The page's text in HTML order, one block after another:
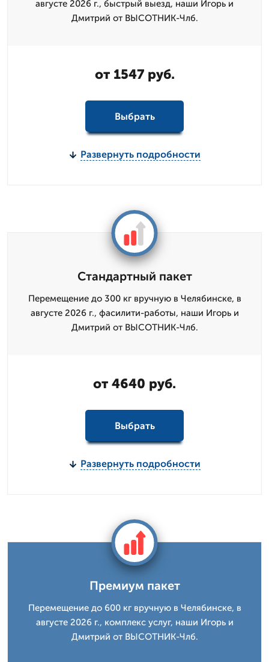
августе 2026 г., быстрый выезд, наши Игорь и
Дмитpий от ВЫСОТНИК-Члб.
от 1547 руб.
Выбрать
Развернуть подробности
Стандартный пакет
Перемещение до 300 кг вручную в Челябинске, в
августе 2026 г., фасилити-работы, наши Игорь и
Дмитpий от ВЫСОТНИК-Члб.
от 4640 руб.
Выбрать
Развернуть подробности
Премиум пакет
Перемещение до 600 кг вручную в Челябинске, в
августе 2026 г., комплекс услуг, наши Игорь и
Дмитpий от ВЫСОТНИК-Члб.